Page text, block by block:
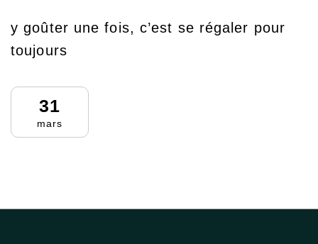
y goûter une fois, c’est se régaler pour
toujours
31
mars